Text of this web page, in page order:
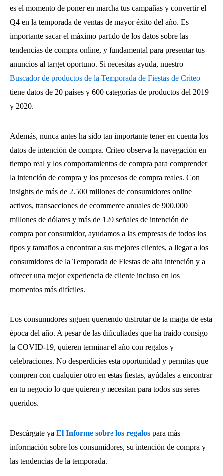
es el momento de poner en marcha tus campañas y convertir el
Q4 en la temporada de ventas de mayor éxito del año. Es
importante sacar el máximo partido de los datos sobre las
tendencias de compra online, y fundamental para presentar tus
anuncios al target oportuno. Si necesitas ayuda, nuestro
Buscador de productos de la Temporada de Fiestas de Criteo
tiene datos de 20 países y 600 categorías de productos del 2019
y 2020.
Además, nunca antes ha sido tan importante tener en cuenta los
datos de intención de compra. Criteo observa la navegación en
tiempo real y los comportamientos de compra para comprender
la intención de compra y los procesos de compra reales. Con
insights de más de 2.500 millones de consumidores online
activos, transacciones de ecommerce anuales de 900.000
millones de dólares y más de 120 señales de intención de
compra por consumidor, ayudamos a las empresas de todos los
tipos y tamaños a encontrar a sus mejores clientes, a llegar a los
consumidores de la Temporada de Fiestas de alta intención y a
ofrecer una mejor experiencia de cliente incluso en los
momentos más difíciles.
Los consumidores siguen queriendo disfrutar de la magia de esta
época del año. A pesar de las dificultades que ha traído consigo
la COVID-19, quieren terminar el año con regalos y
celebraciones. No desperdicies esta oportunidad y permitas que
compren con cualquier otro en estas fiestas, ayúdales a encontrar
en tu negocio lo que quieren y necesitan para todos sus seres
queridos.
Descárgate ya El Informe sobre los regalos para más
información sobre los consumidores, su intención de compra y
las tendencias de la temporada.